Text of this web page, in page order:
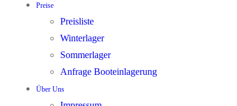
Preise
Preisliste
Winterlager
Sommerlager
Anfrage Booteinlagerung
Über Uns